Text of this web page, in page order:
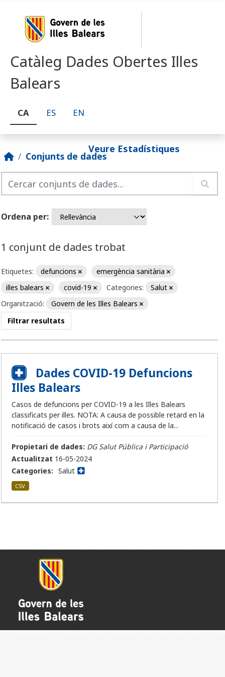
Catàleg Dades Obertes Illes
Balears
CA ES EN
Veure Estadístiques
Conjunts de dades
Ordena per
1 conjunt de dades trobat
Etiquetes: defuncions
emergència sanitària
illes balears
covid-19 Categories:
Salut
Organització:
Govern de les Illes Balears
Filtrar resultats
Dades COVID-19 Defuncions
Illes Balears
Casos de defuncions per COVID-19 a les Illes Balears
classificats per illes. NOTA: A causa de possible retard en la
notificació de casos i brots així com a causa de la...
Propietari de dades: DG Salut Pública i Participació
Actualitzat 16-05-2024
Categories: Salut
CSV